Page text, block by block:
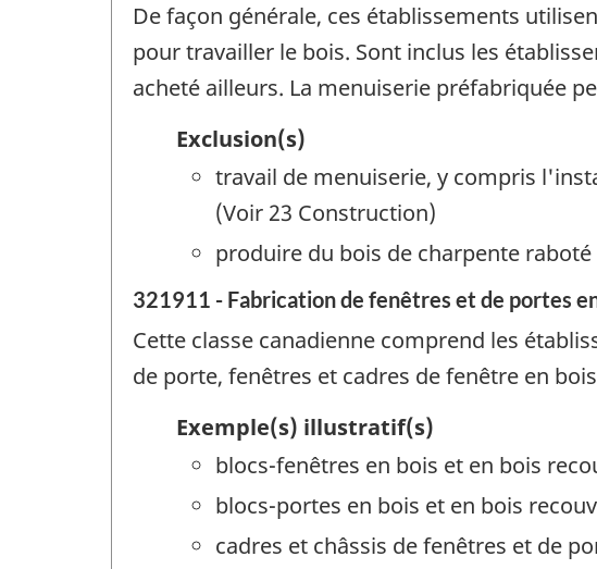
De façon générale, ces établissements
pour travailler le bois. Sont inclus les
acheté ailleurs. La menuiserie préfabriquée
Exclusion(s)
travail de menuiserie, y compris
(Voir 23 Construction)
produire du bois de charpente
321911 - Fabrication de fenêtres et de portes
Cette classe canadienne comprend les
de porte, fenêtres et cadres de fenêtre en
Exemple(s) illustratif(s)
blocs-fenêtres en bois et en bois
blocs-portes en bois et en bois
cadres et châssis de fenêtres et de